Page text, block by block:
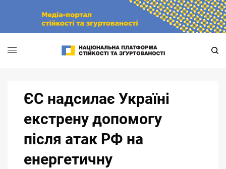
ЄС надсилає Україні
екстрену допомогу
після атак РФ на
енергетичну